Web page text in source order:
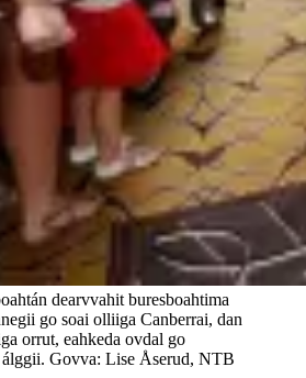
dearvvahit buresboahtima
go soai olliiga Canberrai, dan
orrut, eahkeda ovdal go
álggii. Govva: Lise Åserud, NTB